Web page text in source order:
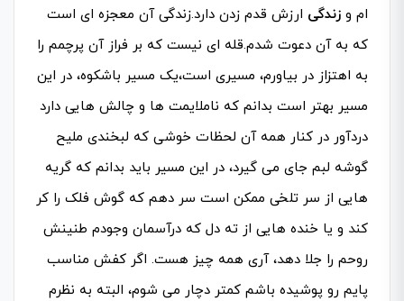
ام و زندگی ارزش قدم زدن دارد.زندگی آن معجزه ای است
که به آن دعوت شدم.قله ای نیست که بر فراز آن پرچمم را
به اهتزاز در بیاورم، مسیری است،یک مسیر باشکوه، در این
مسیر بهتر است بدانم که ناملایمت ها و چالش هایی دارد
دردآور در کنار همه آن لحظات خوشی که لبخندی ملیح
گوشه لبم جای می گیرد، در این مسیر باید بدانم که گریه
هایی از سر تلخی ممکن است سر دهم که گوش فلک را کر
کند و یا خنده هایی از ته دل که درآسمان وجودم طنینش
روحم را جلا دهد، آری همه چیز هست. اگر کفش مناسب
پایم رو پوشیده باشم کمتر دچار می شوم، البته به نظرم